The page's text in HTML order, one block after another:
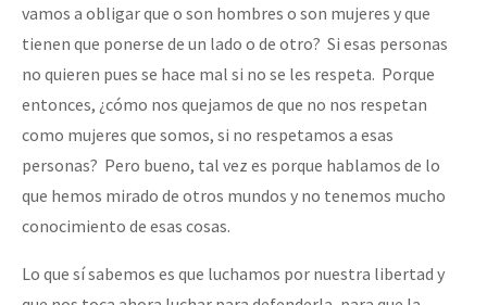
vamos a obligar que o son hombres o son mujeres y que
tienen que ponerse de un lado o de otro? Si esas personas
no quieren pues se hace mal si no se les respeta. Porque
entonces, ¿cómo nos quejamos de que no nos respetan
como mujeres que somos, si no respetamos a esas
personas? Pero bueno, tal vez es porque hablamos de lo
que hemos mirado de otros mundos y no tenemos mucho
conocimiento de esas cosas.
Lo que sí sabemos es que luchamos por nuestra libertad y